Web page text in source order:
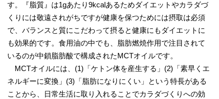
す。『脂質』は1gあたり9kcalあるためダイエットやカラダづ
くりには敬遠されがちですが健康を保つためには摂取は必須
で、バランスと質にこだわって摂ると健康にもダイエットに
も効果的です。食用油の中でも、脂肪燃焼作用で注目されて
いるのが中鎖脂肪酸で構成されたMCTオイルです。
MCTオイルには、(1)「ケトン体を産生する」(2)「素早くエ
ネルギーに変換」(3)「脂肪になりにくい」という特長がある
ことから、日常生活に取り入れることでカラダづくりへの効